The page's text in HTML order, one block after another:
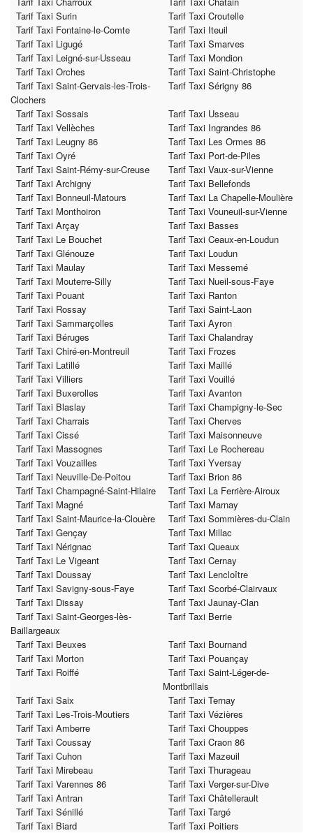
Tarif Taxi Surin
Tarif Taxi Croutelle
Tarif Taxi Fontaine-le-Comte
Tarif Taxi Iteuil
Tarif Taxi Ligugé
Tarif Taxi Smarves
Tarif Taxi Leigné-sur-Usseau
Tarif Taxi Mondion
Tarif Taxi Orches
Tarif Taxi Saint-Christophe
Tarif Taxi Saint-Gervais-les-Trois-
Clochers
Tarif Taxi Sérigny 86
Tarif Taxi Sossais
Tarif Taxi Usseau
Tarif Taxi Vellèches
Tarif Taxi Ingrandes 86
Tarif Taxi Leugny 86
Tarif Taxi Les Ormes 86
Tarif Taxi Oyré
Tarif Taxi Port-de-Piles
Tarif Taxi Saint-Rémy-sur-Creuse
Tarif Taxi Vaux-sur-Vienne
Tarif Taxi Archigny
Tarif Taxi Bellefonds
Tarif Taxi Bonneuil-Matours
Tarif Taxi La Chapelle-Moulière
Tarif Taxi Monthoiron
Tarif Taxi Vouneuil-sur-Vienne
Tarif Taxi Arçay
Tarif Taxi Basses
Tarif Taxi Le Bouchet
Tarif Taxi Ceaux-en-Loudun
Tarif Taxi Glénouze
Tarif Taxi Loudun
Tarif Taxi Maulay
Tarif Taxi Messemé
Tarif Taxi Mouterre-Silly
Tarif Taxi Nueil-sous-Faye
Tarif Taxi Pouant
Tarif Taxi Ranton
Tarif Taxi Rossay
Tarif Taxi Saint-Laon
Tarif Taxi Sammarçolles
Tarif Taxi Ayron
Tarif Taxi Béruges
Tarif Taxi Chalandray
Tarif Taxi Chiré-en-Montreuil
Tarif Taxi Frozes
Tarif Taxi Latillé
Tarif Taxi Maillé
Tarif Taxi Villiers
Tarif Taxi Vouillé
Tarif Taxi Buxerolles
Tarif Taxi Avanton
Tarif Taxi Blaslay
Tarif Taxi Champigny-le-Sec
Tarif Taxi Charrais
Tarif Taxi Cherves
Tarif Taxi Cissé
Tarif Taxi Maisonneuve
Tarif Taxi Massognes
Tarif Taxi Le Rochereau
Tarif Taxi Vouzailles
Tarif Taxi Yversay
Tarif Taxi Neuville-De-Poitou
Tarif Taxi Brion 86
Tarif Taxi Champagné-Saint-Hilaire
Tarif Taxi La Ferrière-Airoux
Tarif Taxi Magné
Tarif Taxi Marnay
Tarif Taxi Saint-Maurice-la-Clouère
Tarif Taxi Sommières-du-Clain
Tarif Taxi Gençay
Tarif Taxi Millac
Tarif Taxi Nérignac
Tarif Taxi Queaux
Tarif Taxi Le Vigeant
Tarif Taxi Cernay
Tarif Taxi Doussay
Tarif Taxi Lencloître
Tarif Taxi Savigny-sous-Faye
Tarif Taxi Scorbé-Clairvaux
Tarif Taxi Dissay
Tarif Taxi Jaunay-Clan
Tarif Taxi Saint-Georges-lès-
Baillargeaux
Tarif Taxi Berrie
Tarif Taxi Beuxes
Tarif Taxi Bournand
Tarif Taxi Morton
Tarif Taxi Pouançay
Tarif Taxi Roiffé
Tarif Taxi Saint-Léger-de-
Montbrillais
Tarif Taxi Saix
Tarif Taxi Ternay
Tarif Taxi Les-Trois-Moutiers
Tarif Taxi Vézières
Tarif Taxi Amberre
Tarif Taxi Chouppes
Tarif Taxi Coussay
Tarif Taxi Craon 86
Tarif Taxi Cuhon
Tarif Taxi Mazeuil
Tarif Taxi Mirebeau
Tarif Taxi Thurageau
Tarif Taxi Varennes 86
Tarif Taxi Verger-sur-Dive
Tarif Taxi Antran
Tarif Taxi Châtellerault
Tarif Taxi Sénillé
Tarif Taxi Targé
Tarif Taxi Biard
Tarif Taxi Poitiers